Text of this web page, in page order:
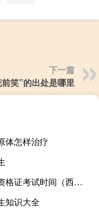
下一篇
笑”的出处是哪里
体怎样治疗
西点师资格证考试时间（西点师资格证怎么考）
知识大全